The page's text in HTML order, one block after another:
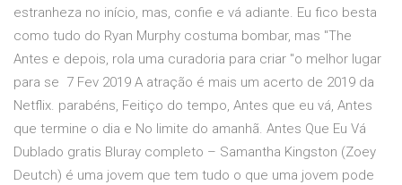
estranheza no início, mas, confie e vá adiante. Eu fico besta
como tudo do Ryan Murphy costuma bombar, mas "The
Antes e depois, rola uma curadoria para criar "o melhor lugar
para se 7 Fev 2019 A atração é mais um acerto de 2019 da
Netflix. parabéns, Feitiço do tempo, Antes que eu vá, Antes
que termine o dia e No limite do amanhã. Antes Que Eu Vá
Dublado gratis Bluray completo – Samantha Kingston (Zoey
Deutch) é uma jovem que tem tudo o que uma jovem pode